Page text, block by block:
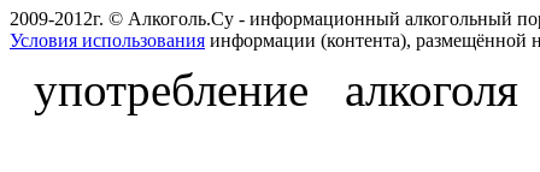
2009-2012г. © Алкоголь.Су - информационный алкогольный
Условия использования информации (контента), размещённой
употребление